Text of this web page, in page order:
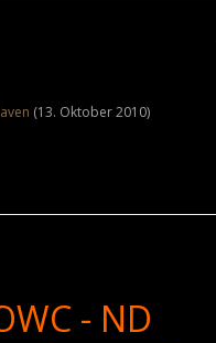
(13. Oktober 2010)
- ND